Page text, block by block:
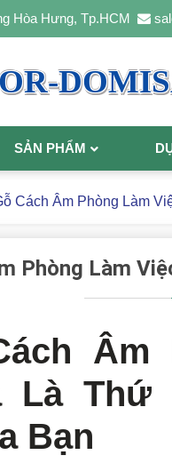
Hòa Hưng, Tp.HCM
SẢN PHẨM
Cách Âm Phòng Làm
Phòng Làm
Âm
Là
Bạn